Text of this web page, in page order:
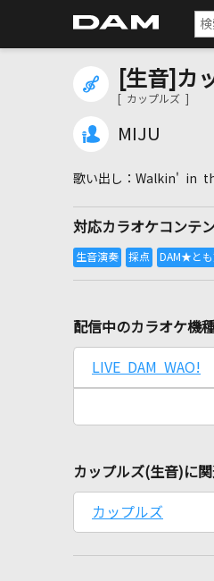
[生音]カ
[ カップルズ ]
MIJU
Walkin' in
対応カラオケコンテ
配信中のカラオケ機
LIVE DAM WAO!
カップルズ(生音)に
カップルズ